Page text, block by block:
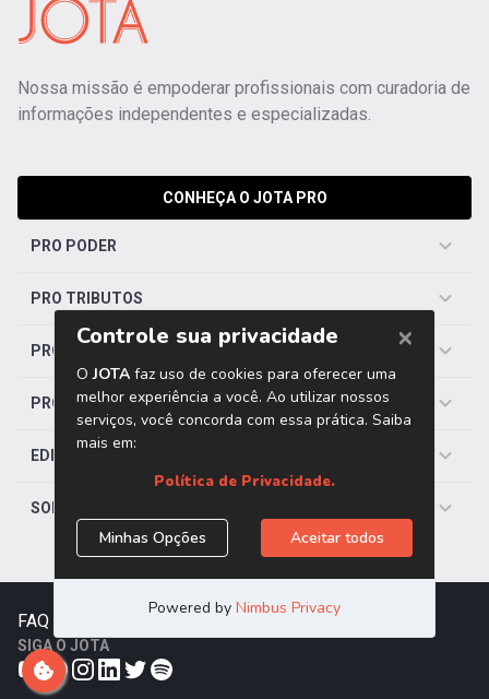
Nossa missão é empoderar profissionais com curadoria de
informações independentes e especializadas.
CONHEÇA O JOTA PRO
PRO PODER
PRO TRIBUTOS
PRO TRABALHISTA
PRO SAÚDE
EDITORIAS
SOBRE O JOTA
FAQ Trabalhe Conosco
SIGA O JOTA